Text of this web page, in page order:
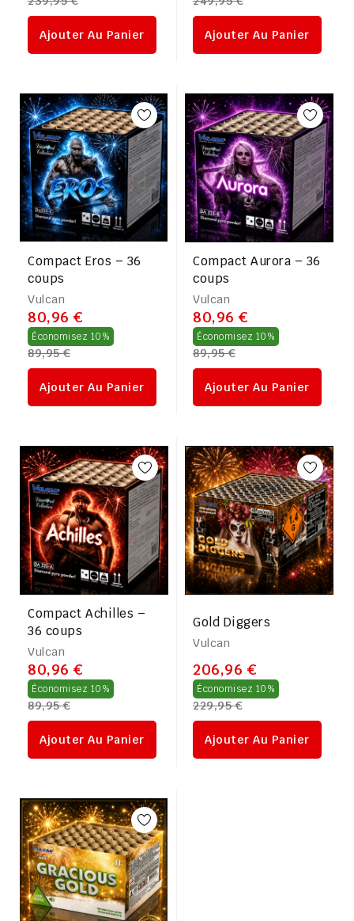
régulier
Ajouter Au Panier
régulier
Ajouter Au Panier
Compact Eros – 36
coups
Vulcan
80,96 €
Économisez 10% Prix
régulier
89,95 €
Ajouter Au Panier
Compact Aurora – 36
coups
Vulcan
80,96 €
Économisez 10% Prix
régulier
89,95 €
Ajouter Au Panier
Compact Achilles –
36 coups
Vulcan
80,96 €
Économisez 10% Prix
régulier
89,95 €
Ajouter Au Panier
Gold Diggers
Vulcan
206,96 €
Économisez 10% Prix
régulier
229,95 €
Ajouter Au Panier